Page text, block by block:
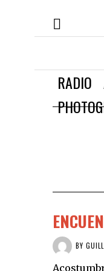
RADIO
BY